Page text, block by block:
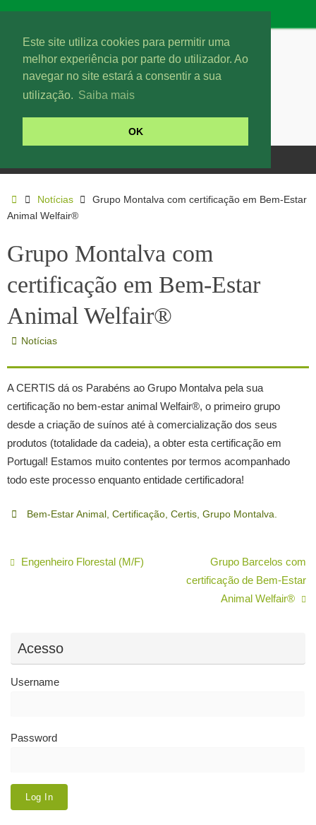
Este site utiliza cookies para permitir uma
melhor experiência por parte do utilizador. Ao
navegar no site estará a consentir a sua
utilização. Saiba mais
OK
Notícias
Grupo Montalva com certificação em Bem-Estar
Animal Welfair®
Grupo Montalva com
certificação em Bem-Estar
Animal Welfair®
Notícias
A CERTIS dá os Parabéns ao Grupo Montalva pela sua
certificação no bem-estar animal Welfair®, o primeiro grupo
desde a criação de suínos até à comercialização dos seus
produtos (totalidade da cadeia), a obter esta certificação em
Portugal! Estamos muito contentes por termos acompanhado
todo este processo enquanto entidade certificadora!
Bem-Estar Animal , Certificação, Certis, Grupo Montalva.
Engenheiro Florestal (M/F)
Grupo Barcelos com
certificação de Bem-Estar
Animal Welfair®
Acesso
Username
Password